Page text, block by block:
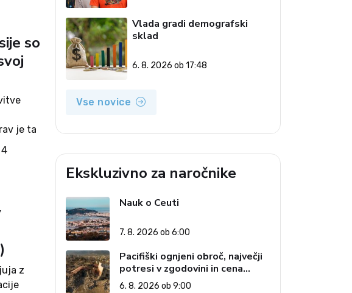
so
je ta
4
z
Vlada gradi demografski
sklad
6. 8. 2026 ob 17:48
Vse novice
Ekskluzivno za naročnike
Nauk o Ceuti
7. 8. 2026 ob 6:00
Pacifiški ognjeni obroč, največji
potresi v zgodovini in cena
pozabe
6. 8. 2026 ob 9:00